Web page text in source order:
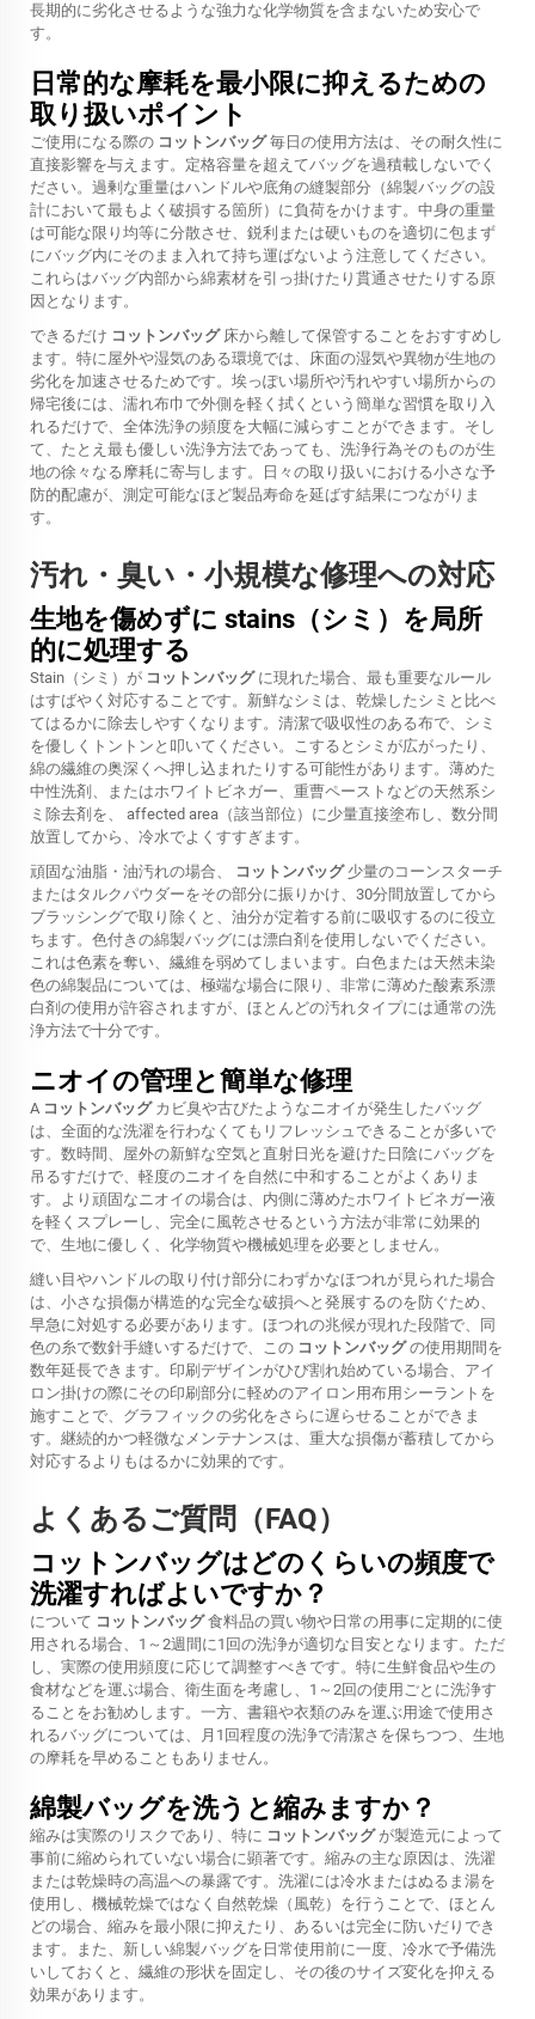
長期的に劣化させるような強力な化学物質を含まないため安心で
す。
日常的な摩耗を最小限に抑えるための
取り扱いポイント
ご使用になる際の コットンバッグ毎日の使用方法は、その耐久性に
直接影響を与えます。定格容量を超えてバッグを過積載しないでく
ださい。過剰な重量はハンドルや底角の縫製部分（綿製バッグの設
計において最もよく破損する箇所）に負荷をかけます。中身の重量
は可能な限り均等に分散させ、鋭利または硬いものを適切に包まず
にバッグ内にそのまま入れて持ち運ばないよう注意してください。
これらはバッグ内部から綿素材を引っ掛けたり貫通させたりする原
因となります。
できるだけ コットンバッグ 床から離して保管することをおすすめし
ます。特に屋外や湿気のある環境では、床面の湿気や異物が生地の
劣化を加速させるためです。埃っぽい場所や汚れやすい場所からの
帰宅後には、濡れ布巾で外側を軽く拭くという簡単な習慣を取り入
れるだけで、全体洗浄の頻度を大幅に減らすことができます。そし
て、たとえ最も優しい洗浄方法であっても、洗浄行為そのものが生
地の徐々なる摩耗に寄与します。日々の取り扱いにおける小さな予
防的配慮が、測定可能なほど製品寿命を延ばす結果につながりま
す。
汚れ・臭い・小規模な修理への対応
生地を傷めずに stains（シミ）を局所
的に処理する
Stain（シミ）が コットンバッグ に現れた場合、最も重要なルール
はすばやく対応することです。新鮮なシミは、乾燥したシミと比べ
てはるかに除去しやすくなります。清潔で吸収性のある布で、シミ
を優しくトントンと叩いてください。こするとシミが広がったり、
綿の繊維の奥深くへ押し込まれたりする可能性があります。薄めた
中性洗剤、またはホワイトビネガー、重曹ペーストなどの天然系シ
ミ除去剤を、 affected area（該当部位）に少量直接塗布し、数分間
放置してから、冷水でよくすすぎます。
頑固な油脂・油汚れの場合、
コットンバッグ 少量のコーンスターチ
またはタルクパウダーをその部分に振りかけ、30分間放置してから
ブラッシングで取り除くと、油分が定着する前に吸収するのに役立
ちます。色付きの綿製バッグには漂白剤を使用しないでください。
これは色素を奪い、繊維を弱めてしまいます。白色または天然未染
色の綿製品については、極端な場合に限り、非常に薄めた酸素系漂
白剤の使用が許容されますが、ほとんどの汚れタイプには通常の洗
浄方法で十分です。
ニオイの管理と簡単な修理
A コットンバッグ カビ臭や古びたようなニオイが発生したバッグ
は、全面的な洗濯を行わなくてもリフレッシュできることが多いで
す。数時間、屋外の新鮮な空気と直射日光を避けた日陰にバッグを
吊るすだけで、軽度のニオイを自然に中和することがよくありま
す。より頑固なニオイの場合は、内側に薄めたホワイトビネガー液
を軽くスプレーし、完全に風乾させるという方法が非常に効果的
で、生地に優しく、化学物質や機械処理を必要としません。
縫い目やハンドルの取り付け部分にわずかなほつれが見られた場合
は、小さな損傷が構造的な完全な破損へと発展するのを防ぐため、
早急に対処する必要があります。ほつれの兆候が現れた段階で、同
色の糸で数針手縫いするだけで、この コットンバッグの使用期間を
数年延長できます。印刷デザインがひび割れ始めている場合、アイ
ロン掛けの際にその印刷部分に軽めのアイロン用布用シーラントを
施すことで、グラフィックの劣化をさらに遅らせることができま
す。継続的かつ軽微なメンテナンスは、重大な損傷が蓄積してから
対応するよりもはるかに効果的です。
よくあるご質問（FAQ）
コットンバッグはどのくらいの頻度で
洗濯すればよいですか？
について コットンバッグ食料品の買い物や日常の用事に定期的に使
用される場合、1～2週間に1回の洗浄が適切な目安となります。ただ
し、実際の使用頻度に応じて調整すべきです。特に生鮮食品や生の
食材などを運ぶ場合、衛生面を考慮し、1～2回の使用ごとに洗浄す
ることをお勧めします。一方、書籍や衣類のみを運ぶ用途で使用さ
れるバッグについては、月1回程度の洗浄で清潔さを保ちつつ、生地
の摩耗を早めることもありません。
綿製バッグを洗うと縮みますか？
縮みは実際のリスクであり、特に コットンバッグ が製造元によって
事前に縮められていない場合に顕著です。縮みの主な原因は、洗濯
または乾燥時の高温への暴露です。洗濯には冷水またはぬるま湯を
使用し、機械乾燥ではなく自然乾燥（風乾）を行うことで、ほとん
どの場合、縮みを最小限に抑えたり、あるいは完全に防いだりでき
ます。また、新しい綿製バッグを日常使用前に一度、冷水で予備洗
いしておくと、繊維の形状を固定し、その後のサイズ変化を抑える
効果があります。